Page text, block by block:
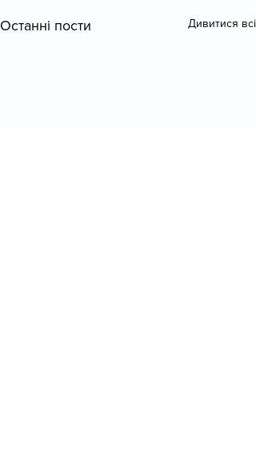
Останні пости Дивитися всі